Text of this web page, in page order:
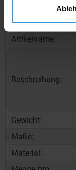
Artikelnummer:
Artikelname:
Beschreibung:
Gewicht:
Maße:
Material: